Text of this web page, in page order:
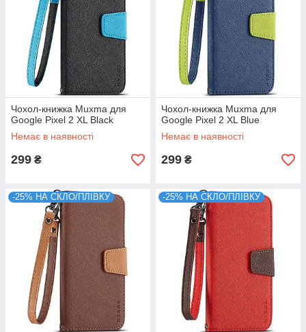
Чохол-книжка Muxma для
Google Pixel 2 XL Black
Немає в наявності
299 ₴
Чохол-книжка Muxma для
Google Pixel 2 XL Blue
Немає в наявності
299 ₴
-25% НА СКЛО/ПЛІВКУ -25% НА СКЛО/ПЛІВКУ